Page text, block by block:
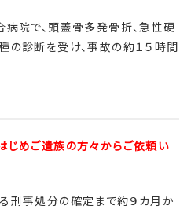
病院で、頭蓋骨多発骨折、急性硬
の診断を受け、事故の約１５時間
じめご遺族の方々からご依頼い
刑事処分の確定まで約９カ月か